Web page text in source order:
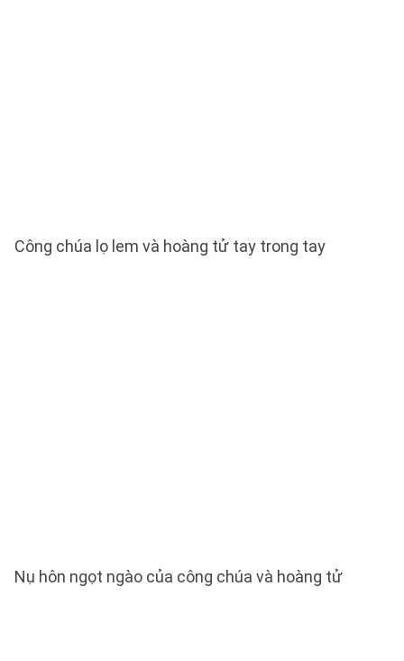
Công chúa lọ lem và hoàng tử tay trong tay
Nụ hôn ngọt ngào của công chúa và hoàng tử